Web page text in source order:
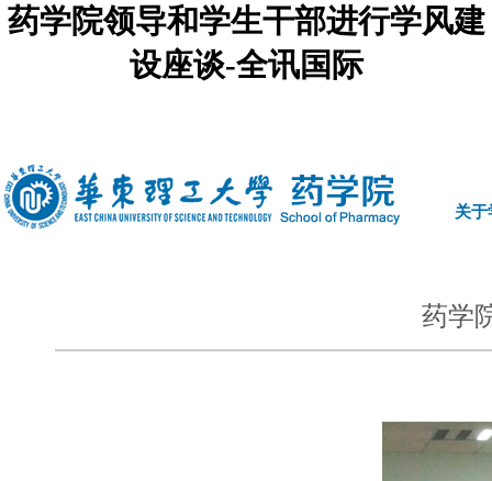
药学院领导和学生干部进行学风建
设座谈-全讯国际
关于
药学